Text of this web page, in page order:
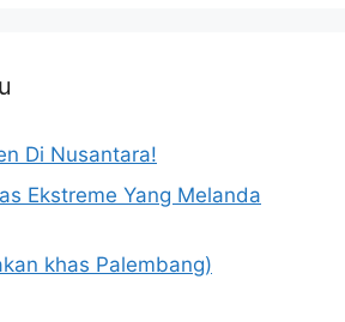
Di Nusantara!
Ekstreme Yang Melanda
khas Palembang)